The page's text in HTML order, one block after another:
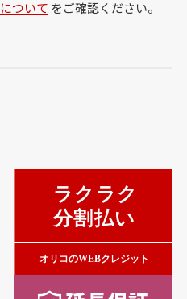
ついて をご確認ください。